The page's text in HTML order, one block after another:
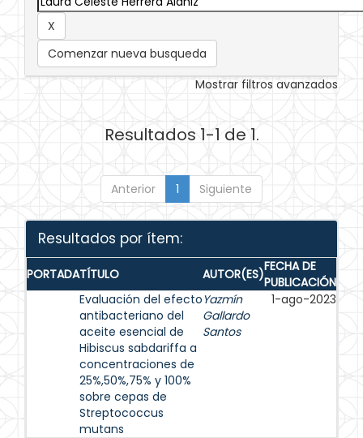
Comenzar nueva busqueda
Mostrar filtros avanzados
Resultados 1-1 de 1.
Anterior 1 Siguiente
Resultados por ítem:
PORTADATÍTULO AUTOR(ES)FECHA DE
PUBLICACIÓN
Evaluación del efecto
antibacteriano del
aceite esencial de
Hibiscus sabdariffa a
concentraciones de
25%,50%,75% y 100%
sobre cepas de
Streptococcus
mutans
Yazmín
Gallardo
Santos
1-ago-2023